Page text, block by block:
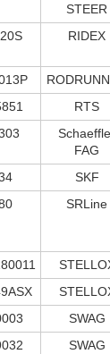
STEER
RIDEX
RTS
FAG
SKF
SRLine
SWAG
SWAG